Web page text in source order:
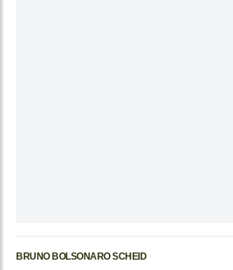
BRUNO BOLSONARO SCHEID